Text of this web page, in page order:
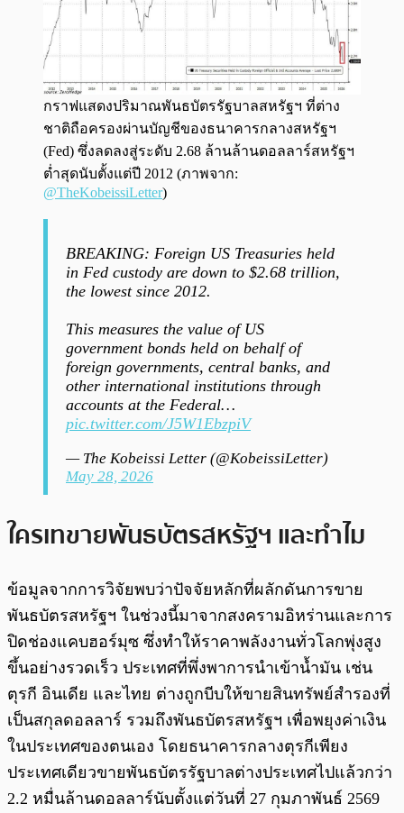
กราฟแสดงปริมาณพันธบัตรรัฐบาลสหรัฐฯ ที่ต่าง
ชาติถือครองผ่านบัญชีของธนาคารกลางสหรัฐฯ
(Fed) ซึ่งลดลงสู่ระดับ 2.68 ล้านล้านดอลลาร์สหรัฐฯ
ต่ำสุดนับตั้งแต่ปี 2012 (ภาพจาก:
@TheKobeissiLetter)
BREAKING: Foreign US Treasuries held
in Fed custody are down to $2.68 trillion,
the lowest since 2012.
This measures the value of US
government bonds held on behalf of
foreign governments, central banks, and
other international institutions through
accounts at the Federal…
pic.twitter.com/J5W1EbzpiV
— The Kobeissi Letter (@KobeissiLetter)
May 28, 2026
ใครเทขายพันธบัตรสหรัฐฯ และทำไม
ข้อมูลจากการวิจัยพบว่าปัจจัยหลักที่ผลักดันการขาย
พันธบัตรสหรัฐฯ ในช่วงนี้มาจากสงครามอิหร่านและการ
ปิดช่องแคบฮอร์มุซ ซึ่งทำให้ราคาพลังงานทั่วโลกพุ่งสูง
ขึ้นอย่างรวดเร็ว ประเทศที่พึ่งพาการนำเข้าน้ำมัน เช่น
ตุรกี อินเดีย และไทย ต่างถูกบีบให้ขายสินทรัพย์สำรองที่
เป็นสกุลดอลลาร์ รวมถึงพันธบัตรสหรัฐฯ เพื่อพยุงค่าเงิน
ในประเทศของตนเอง โดยธนาคารกลางตุรกีเพียง
ประเทศเดียวขายพันธบัตรรัฐบาลต่างประเทศไปแล้วกว่า
2.2 หมื่นล้านดอลลาร์นับตั้งแต่วันที่ 27 กุมภาพันธ์ 2569